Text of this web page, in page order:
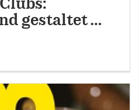
gestaltet …